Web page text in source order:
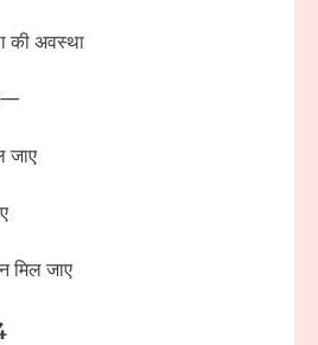
की अवस्था
जाए
मिल जाए